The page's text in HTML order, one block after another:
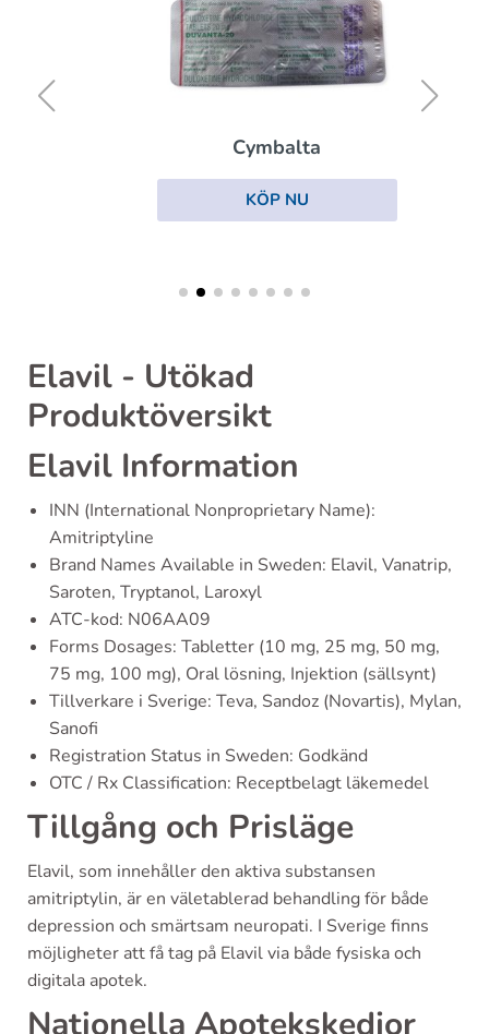
Cymbalta
KÖP NU
Elavil - Utökad
Produktöversikt
Elavil Information
INN (International Nonproprietary Name):
Amitriptyline
Brand Names Available in Sweden: Elavil, Vanatrip,
Saroten, Tryptanol, Laroxyl
ATC-kod: N06AA09
Forms Dosages: Tabletter (10 mg, 25 mg, 50 mg,
75 mg, 100 mg), Oral lösning, Injektion (sällsynt)
Tillverkare i Sverige: Teva, Sandoz (Novartis), Mylan,
Sanofi
Registration Status in Sweden: Godkänd
OTC / Rx Classification: Receptbelagt läkemedel
Tillgång och Prisläge
Elavil, som innehåller den aktiva substansen
amitriptylin, är en väletablerad behandling för både
depression och smärtsam neuropati. I Sverige finns
möjligheter att få tag på Elavil via både fysiska och
digitala apotek.
Nationella Apotekskedjor